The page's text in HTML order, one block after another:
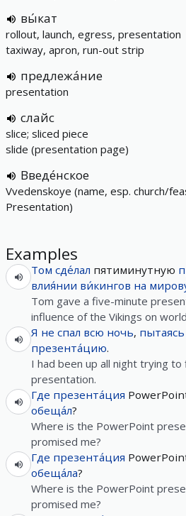
вы́кат
rollout, launch, egress, presentation
taxiway, apron, run-out strip
предлежа́ние
presentation
слайс
slice; sliced piece
slide (presentation page)
Введе́нское
Vvedenskoye (name, esp. church/
Presentation)
Examples
Том сде́лал пятиминутную
влия́нии ви́кингов на
Tom gave a five-minute
influence of the Vikings on
Я не спал всю ночь, пытаясь
презента́цию.
I had been up all night trying to
presentation.
Где презента́ция
обеща́л?
Where is the PowerPoint
promised me?
Где презента́ция
обеща́ла?
Where is the PowerPoint
promised me?